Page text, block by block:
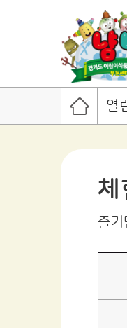
열
체
즐기